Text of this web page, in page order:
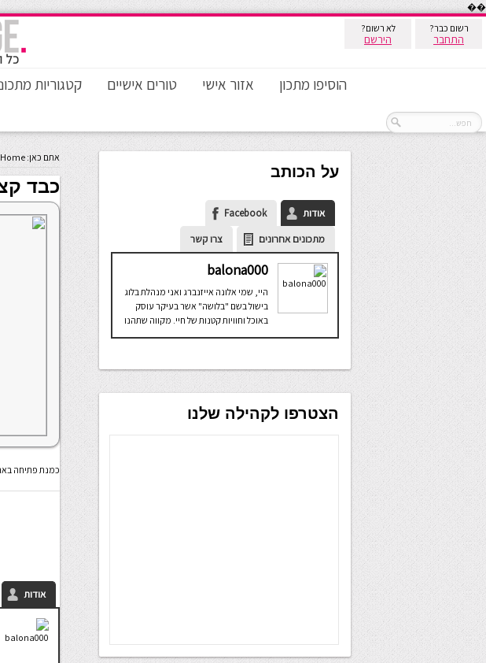
��
רשום כבר?
התחבר
לא רשום?
הירשם
הוסיפו מתכון אזור אישי טורים אישיים קטגוריות
אתם כאן: Home
כבד
כמנת פתיחה
אודות
על הכותב
אודות
Facebook
מתכונים אחרונים
צרו קשר
balona000
היי, שמי אלונה אייזנברג ואני מנהלת בלוג
בישול בשם "בלושה" אשר בעיקר עוסק
באוכל וחוויות קטנות של חיי. מקווה שתהנו
הצטרפו לקהילה שלנו